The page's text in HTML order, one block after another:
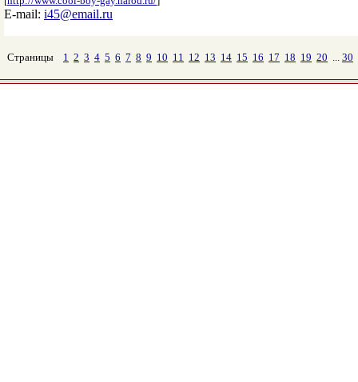
E-mail: i45@email.ru
Страницы 1 2 3 4 5 6 7 8 9 10 11 12 13 14 15 16 17 18 19 20 ... 30